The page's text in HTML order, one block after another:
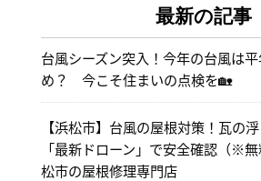
最新の記事
台風シーズン突入！今年の台風は
め？ 今こそ住まいの点検を🏡
【浜松市】台風の屋根対策！瓦の
「最新ドローン」で安全確認（※
松市の屋根修理専門店